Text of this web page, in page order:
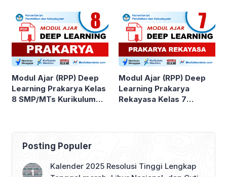
Merdeka
Merdeka
Modul Ajar (RPP) Deep
Learning Prakarya Kelas
8 SMP/MTs Kurikulum
Modul Ajar (RPP) Deep
Learning Prakarya
Rekayasa Kelas 7
Posting Populer
Kalender 2025 Resolusi Tinggi Lengkap